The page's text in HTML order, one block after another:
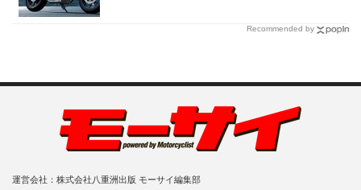
Recommended by
運営会社：株式会社八重洲出版 モーサイ編集部